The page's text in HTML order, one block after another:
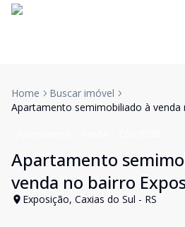
Home
Buscar imóvel
Apartamento semimobiliado à venda
Apartamento
venda no bairro
Exposição, Caxias do Sul - RS